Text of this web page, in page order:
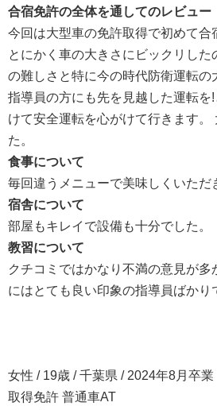
合宿免許の全体を通してのレビュー
今回は大型車の免許取得で初めて合
とにかく車の大きさにビックリした
の難しさと特に今の時代防衛運転の
指導員の方にも先を見越した運転を
けて安全運転を心がけて行きます。
た。
食事について
毎回違うメニューで美味しくいただ
宿舎について
部屋もキレイで設備も十分でした。
教習について
クチコミではかなり不満の意見が多
にはとても良い印象の指導員ばかり
女性 / 19歳 / 千葉県 / 2024年8月卒業
取得免許 普通車AT